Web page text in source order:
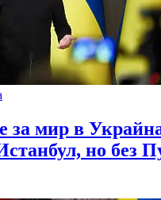
за мир в
но без